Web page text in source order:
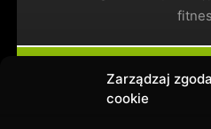
Zarządzaj
cookie
KUP